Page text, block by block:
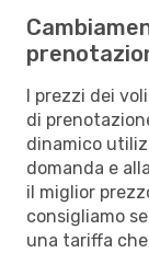
I prezzi dei
di
dinamico
domanda e
il miglior
consigliamo
una tariffa